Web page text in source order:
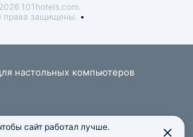
101hotels.com.
права защищены.
настольных компьютеров
сайт работал лучше.